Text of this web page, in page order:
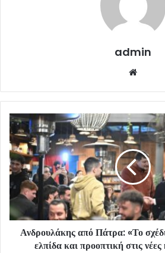
admin
Ανδρουλάκης από Πάτρα: «Το
ελπίδα και προοπτική στις